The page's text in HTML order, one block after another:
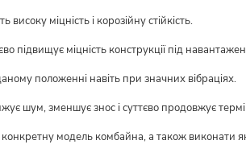
міцність і корозійну стійкість.
підвищує міцність конструкції під
положенні навіть при значних вібраціях.
шум, зменшує знос і суттєво продовжує
модель комбайна, а також виконати